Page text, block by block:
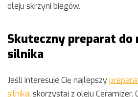
oleju skrzyni biegów.
Skuteczny preparat do
silnika
Jeśli interesuje Cię najlepszy
silnika, skorzystaj z oleju Ceramizer.